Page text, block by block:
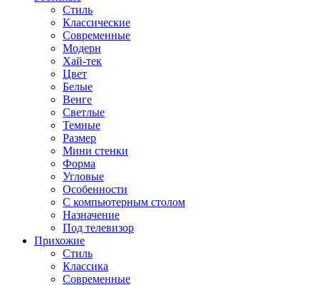
Стиль
Классические
Современные
Модерн
Хай-тек
Цвет
Белые
Венге
Светлые
Темные
Размер
Мини стенки
Форма
Угловые
Особенности
С компьютерным столом
Назначение
Под телевизор
Прихожие
Стиль
Классика
Современные